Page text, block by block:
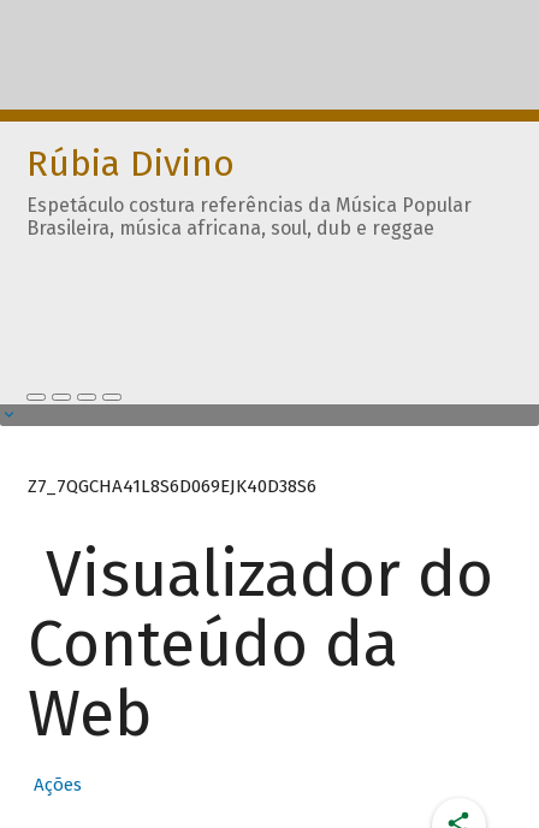
Rúbia Divino
Espetáculo costura referências da Música Popular
Brasileira, música africana, soul, dub e reggae
Z7_7QGCHA41L8S6D069EJK40D38S6
Visualizador do
Conteúdo da
Web
Ações